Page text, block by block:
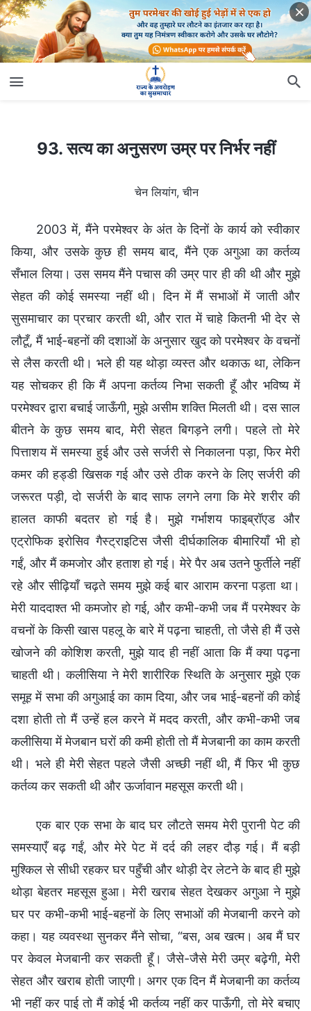
93. सत्य का अनुसरण उम्र पर निर्भर नहीं
93. सत्य का अनुसरण उम्र पर निर्भर नहीं
चेन लियांग, चीन
2003 में, मैंने परमेश्वर के अंत के दिनों के कार्य को स्वीकार
किया, और उसके कुछ ही समय बाद, मैंने एक अगुआ का कर्तव्य
सँभाल लिया। उस समय मैंने पचास की उम्र पार ही की थी और मुझे
सेहत की कोई समस्या नहीं थी। दिन में मैं सभाओं में जाती और
सुसमाचार का प्रचार करती थी, और रात में चाहे कितनी भी देर से
लौटूँ, मैं भाई-बहनों की दशाओं के अनुसार खुद को परमेश्वर के वचनों
से लैस करती थी। भले ही यह थोड़ा व्यस्त और थकाऊ था, लेकिन
यह सोचकर ही कि मैं अपना कर्तव्य निभा सकती हूँ और भविष्य में
परमेश्वर द्वारा बचाई जाऊँगी, मुझे असीम शक्ति मिलती थी। दस साल
बीतने के कुछ समय बाद, मेरी सेहत बिगड़ने लगी। पहले तो मेरे
पित्ताशय में समस्या हुई और उसे सर्जरी से निकालना पड़ा, फिर मेरी
कमर की हड्डी खिसक गई और उसे ठीक करने के लिए सर्जरी की
जरूरत पड़ी, दो सर्जरी के बाद साफ लगने लगा कि मेरे शरीर की
हालत काफी बदतर हो गई है। मुझे गर्भाशय फाइब्रॉएड और
एट्रोफिक इरोसिव गैस्ट्राइटिस जैसी दीर्घकालिक बीमारियाँ भी हो
गईं, और मैं कमजोर और हताश हो गई। मेरे पैर अब उतने फुर्तीले नहीं
रहे और सीढ़ियाँ चढ़ते समय मुझे कई बार आराम करना पड़ता था।
मेरी याददाश्त भी कमजोर हो गई, और कभी-कभी जब मैं परमेश्वर के
वचनों के किसी खास पहलू के बारे में पढ़ना चाहती, तो जैसे ही मैं उसे
खोजने की कोशिश करती, मुझे याद ही नहीं आता कि मैं क्या पढ़ना
चाहती थी। कलीसिया ने मेरी शारीरिक स्थिति के अनुसार मुझे एक
समूह में सभा की अगुआई का काम दिया, और जब भाई-बहनों की कोई
दशा होती तो मैं उन्हें हल करने में मदद करती, और कभी-कभी जब
कलीसिया में मेजबान घरों की कमी होती तो मैं मेजबानी का काम करती
थी। भले ही मेरी सेहत पहले जैसी अच्छी नहीं थी, मैं फिर भी कुछ
कर्तव्य कर सकती थी और ऊर्जावान महसूस करती थी।
एक बार एक सभा के बाद घर लौटते समय मेरी पुरानी पेट की
समस्याएँ बढ़ गईं, और मेरे पेट में दर्द की लहर दौड़ गई। मैं बड़ी
मुश्किल से सीधी रहकर घर पहुँची और थोड़ी देर लेटने के बाद ही मुझे
थोड़ा बेहतर महसूस हुआ। मेरी खराब सेहत देखकर अगुआ ने मुझे
घर पर कभी-कभी भाई-बहनों के लिए सभाओं की मेजबानी करने को
कहा। यह व्यवस्था सुनकर मैंने सोचा, “बस, अब खत्म। अब मैं घर
पर केवल मेजबानी कर सकती हूँ। जैसे-जैसे मेरी उम्र बढ़ेगी, मेरी
सेहत और खराब होती जाएगी। अगर एक दिन मैं मेजबानी का कर्तव्य
भी नहीं कर पाई तो मैं कोई भी कर्तव्य नहीं कर पाऊँगी, तो मेरे बचाए